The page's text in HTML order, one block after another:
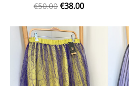
€50.00 €38.00